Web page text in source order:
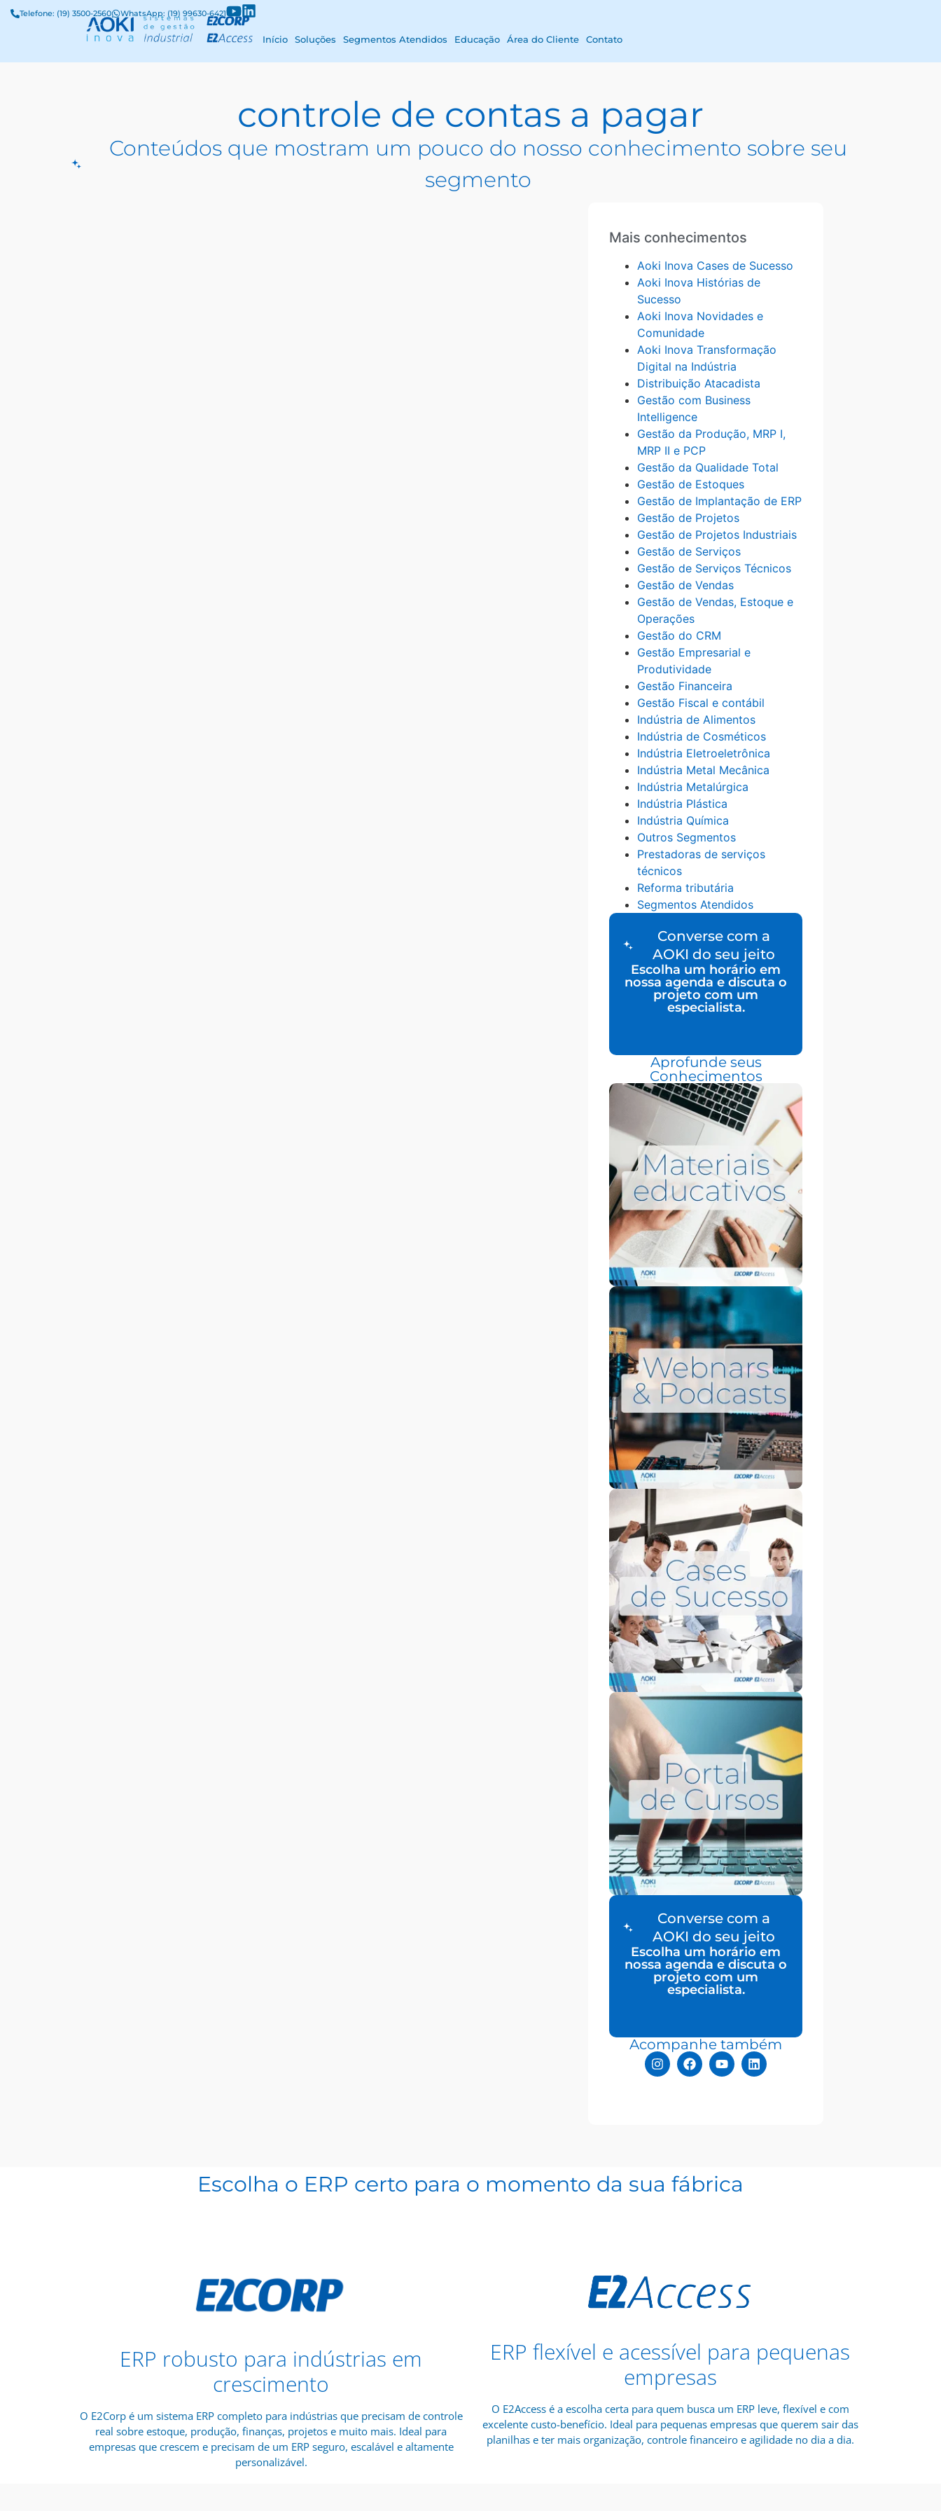
Telefone: (19) 3500-2560 WhatsApp: (19) 99630-6421
Início Soluções Segmentos Atendidos Educação Área do Cliente Contato
controle de contas a pagar
Conteúdos que mostram um pouco do nosso conhecimento sobre seu
segmento
Mais conhecimentos
Aoki Inova Cases de Sucesso
Aoki Inova Histórias de
Sucesso
Aoki Inova Novidades e
Comunidade
Aoki Inova Transformação
Digital na Indústria
Distribuição Atacadista
Gestão com Business
Intelligence
Gestão da Produção, MRP I,
MRP II e PCP
Gestão da Qualidade Total
Gestão de Estoques
Gestão de Implantação de ERP
Gestão de Projetos
Gestão de Projetos Industriais
Gestão de Serviços
Gestão de Serviços Técnicos
Gestão de Vendas
Gestão de Vendas, Estoque e
Operações
Gestão do CRM
Gestão Empresarial e
Produtividade
Gestão Financeira
Gestão Fiscal e contábil
Indústria de Alimentos
Indústria de Cosméticos
Indústria Eletroeletrônica
Indústria Metal Mecânica
Indústria Metalúrgica
Indústria Plástica
Indústria Química
Outros Segmentos
Prestadoras de serviços
técnicos
Reforma tributária
Segmentos Atendidos
Converse com a
AOKI do seu jeito
Escolha um horário em
nossa agenda e discuta o
projeto com um
especialista.
Aprofunde seus
Conhecimentos
Converse com a
AOKI do seu jeito
Escolha um horário em
nossa agenda e discuta o
projeto com um
especialista.
Acompanhe também
Escolha o ERP certo para o momento da sua fábrica
ERP robusto para indústrias em
crescimento
O E2Corp é um sistema ERP completo para indústrias que precisam de controle
real sobre estoque, produção, finanças, projetos e muito mais. Ideal para
empresas que crescem e precisam de um ERP seguro, escalável e altamente
personalizável.
ERP flexível e acessível para pequenas
empresas
O E2Access é a escolha certa para quem busca um ERP leve, flexível e com
excelente custo-benefício. Ideal para pequenas empresas que querem sair das
planilhas e ter mais organização, controle financeiro e agilidade no dia a dia.